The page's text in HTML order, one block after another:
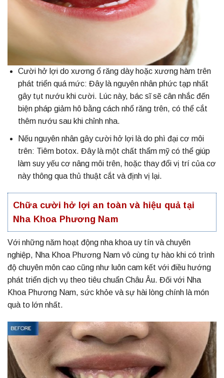
Cười hở lợi do xương ổ răng dày hoặc xương hàm trên
phát triển quá mức: Đây là nguyên nhân phức tạp nhất
gây tụt nướu khi cười. Lúc này, bác sĩ sẽ cân nhắc đến
biện pháp giảm hô bằng cách nhổ răng trên, có thể cắt
thêm nướu sau khi chỉnh nha.
Nếu nguyên nhân gây cười hở lợi là do phì đại cơ môi
trên: Tiêm botox. Đây là một chất thẩm mỹ có thể giúp
làm suy yếu cơ nâng môi trên, hoặc thay đổi vị trí của cơ
này thông qua thủ thuật cắt và định vị lại.
Chữa cười hở lợi an toàn và hiệu quả tại
Nha Khoa Phương Nam
Với những năm hoạt động nha khoa uy tín và chuyên
nghiệp, Nha Khoa Phương Nam vô cùng tự hào khi có trình
độ chuyên môn cao cũng như luôn cam kết với điều hướng
phát triển dịch vụ theo tiêu chuẩn Châu Âu. Đối với Nha
Khoa Phương Nam, sức khỏe và sự hài lòng chính là món
quà to lớn nhất.